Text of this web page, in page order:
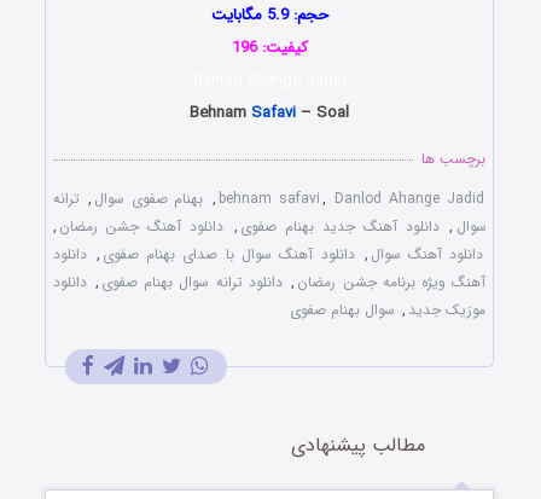
حجم: 5.9 مگابایت
کیفیت: 196
Behnam Safavi – Soal
برچسب ها
behnam safavi, Danlod Ahange Jadid
, بهنام صفوی سوال , ترانه
سوال , دانلود آهنگ جدید بهنام صفوی , دانلود آهنگ جشن رمضان ,
دانلود آهنگ سوال , دانلود آهنگ سوال با صدای بهنام صفوی , دانلود
آهنگ ویژه برنامه جشن رمضان , دانلود ترانه سوال بهنام صفوی , دانلود
موزیک جدید , سوال بهنام صفوی
مطالب پیشنهادی